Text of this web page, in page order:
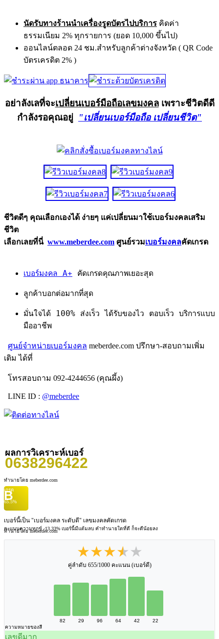
นัดรับทางร้านนำเครื่องรูดบัตรไปบริการ คิดค่า
ธรรมเนียม 2% ทุกรายการ (ยอด 10,000 ขึ้นไป)
ออนไลน์ตลอด 24 ชม.สำหรับลูกค้าต่างจังหวัด ( QR Code
บัตรเครดิต 2% )
อย่าลังเลที่จะเปลี่ยนเบอร์มือถือเลขมงคลเพราะชีวิตดีดี
กำลังรอคุณอยู่
"เปลี่ยนเบอร์มือถือ เปลี่ยนชีวิต"
ชีวิตดีๆ คุณเลือกเองได้ ง่ายๆ แค่เปลี่ยนมาใช้เบอร์มงคลเสริม
ชีวิต
เลือกเลยที่นี่ www.meberdee.com ศูนย์รวมเบอร์มงคลคัดเกรด
เบอร์มงคล A+ คัดเกรดคุณภาพเยอะสุด
ลูกค้าบอกต่อมากที่สุด
มั่นใจได้ 100% ส่งเร็ว ได้รับของไว ตอบเร็ว บริการแบบ
มืออาชีพ
ศูนย์จำหน่ายเบอร์มงคล meberdee.com ปรึกษา-สอบถามเพิ่ม
เติม ได้ที่
โทรสอบถาม 092-4244656 (คุณผึ้ง)
LINE ID : @meberdee
ผลการวิเคราะห์เบอร์
0638296422
ทำนายโดย meberdee.com
เกรด
B
65.5%
เบอร์นี้เป็น "เบอร์มงคล ระดับดี" เลขมงคลคัดเกรด
คะแนนความทุกข์ -13.33% เบอร์นี้มีแต้มลบ คำทำนายใดที่ดี ก็จะดีน้อยลง
ทำนายโดย meberdee.com
★★★★★
คู่ลำดับ 655/1000 คะแนน (เบอร์ดี)
82 29 96 64 42
22
ความหมายของสี
เลขดีมาก